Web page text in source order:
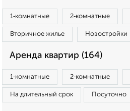
1‑комнатные 2‑комнатные
Вторичное жилье Новостройки
Аренда квартир (164)
1‑комнатные 2‑комнатные
На длительный срок Посуточно